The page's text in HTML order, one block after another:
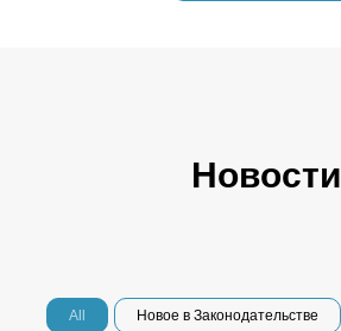
Новости
All Новое в Законодательстве